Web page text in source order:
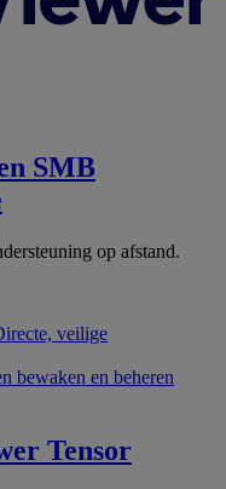
SMB
op afstand.
veilige
bewaken en beheren
Tensor